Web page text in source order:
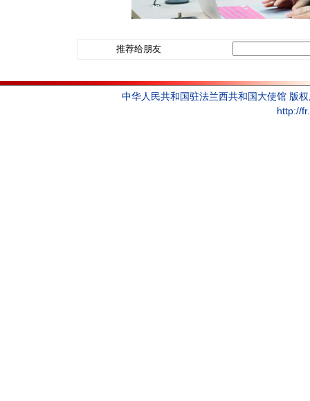
推荐给朋友
中华人民共和国驻法兰西共和国大使馆 版
http://